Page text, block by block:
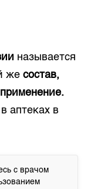
называется
же состав,
аптеках в
с врачом